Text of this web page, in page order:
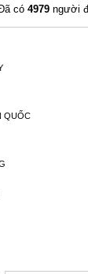
có 4979người
QUỐC